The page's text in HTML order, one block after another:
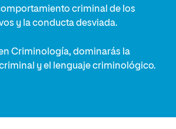
criminal de los
y la conducta desviada.
Criminología, dominarás la
y el lenguaje criminológico.